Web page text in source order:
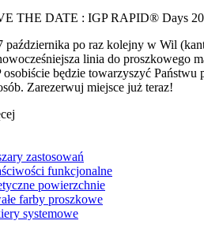
THE DATE : IGP RAPID® Days
października po raz kolejny w Wil
linia do proszkowego
osobiście będzie towarzyszyć Państwu
Zarezerwuj miejsce już teraz!
zastosowań
funkcjonalne
powierzchnie
farby proszkowe
systemowe